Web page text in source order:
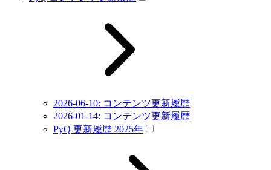
2026-06-10: コンテンツ更新履歴
2026-01-14: コンテンツ更新履歴
PyQ 更新履歴 2025年